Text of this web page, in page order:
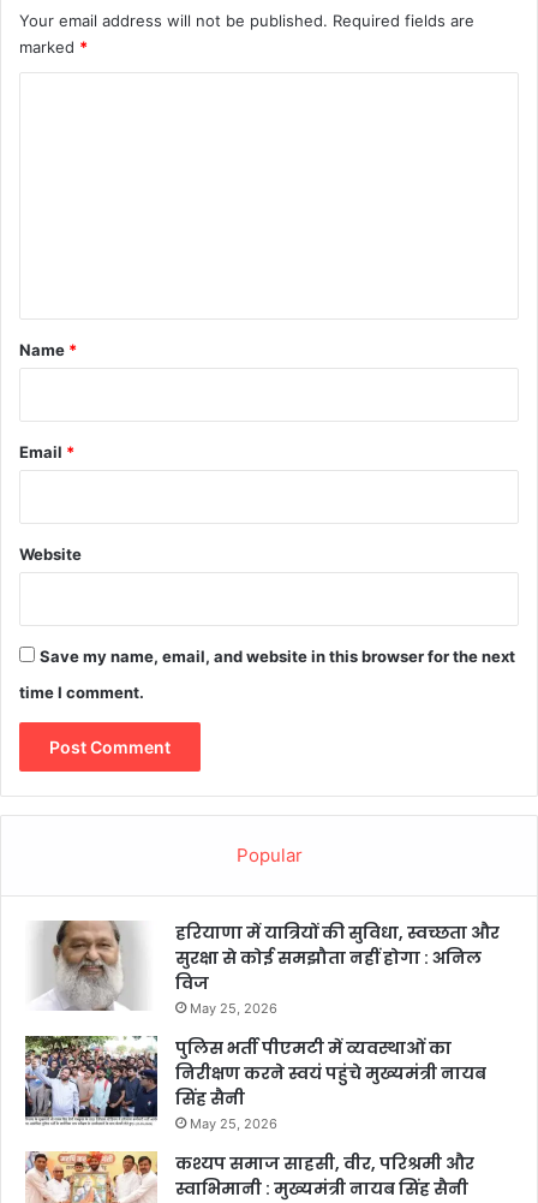
Your email address will not be published. Required fields are
marked *
*
Name *
Email *
Website
Save my name, email, and website in this browser for the next
time I comment.
Popular
हरियाणा में यात्रियों की सुविधा, स्वच्छता और
सुरक्षा से कोई समझौता नहीं होगा : अनिल
विज
May 25, 2026
पुलिस भर्ती पीएमटी में व्यवस्थाओं का
निरीक्षण करने स्वयं पहुंचे मुख्यमंत्री नायब
सिंह सैनी
May 25, 2026
कश्यप समाज साहसी, वीर, परिश्रमी और
स्वाभिमानी : मुख्यमंत्री नायब सिंह सैनी